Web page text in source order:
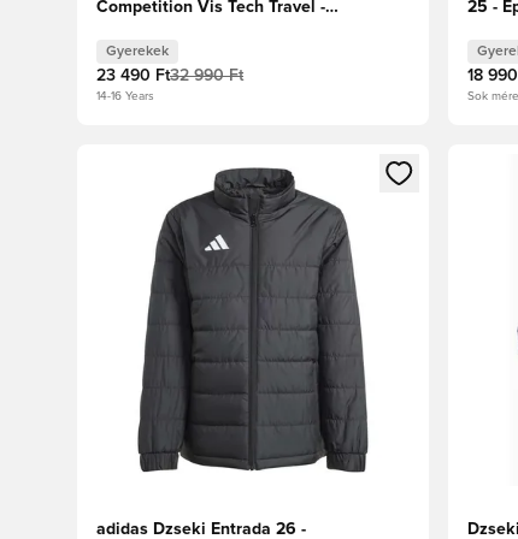
Competition Vis Tech Travel -
Gyerekek
23 490 Ft32 990 Ft
14-16 Years
25 -
18
Sok
Megnyit egy modált a bejelentkezéshez vagy a
adidas Dzseki Entrada 26 -